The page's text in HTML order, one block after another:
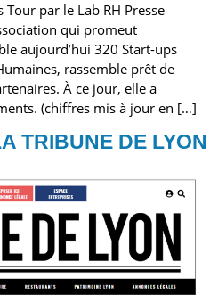
par le Lab RH Presse
qui promeut
aujourd’hui 320 Start-ups
rassemble prêt de
À ce jour, elle a
(chiffres mis à jour en […]
TRIBUNE DE LYON